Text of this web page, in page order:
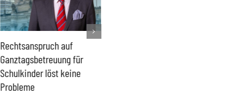
Rechtsanspruch auf
Ganztagsbetreuung für
Schulkinder löst keine
Probleme